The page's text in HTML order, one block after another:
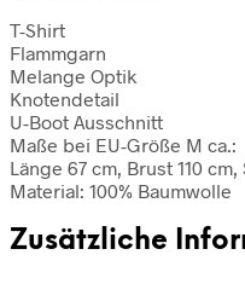
T-Shirt
Flammgarn
Melange Optik
Knotendetail
U-Boot Ausschnitt
Maße bei EU-Größe M ca.:
Länge 67 cm, Brust 110
Material: 100% Baumwolle
Zusätzliche